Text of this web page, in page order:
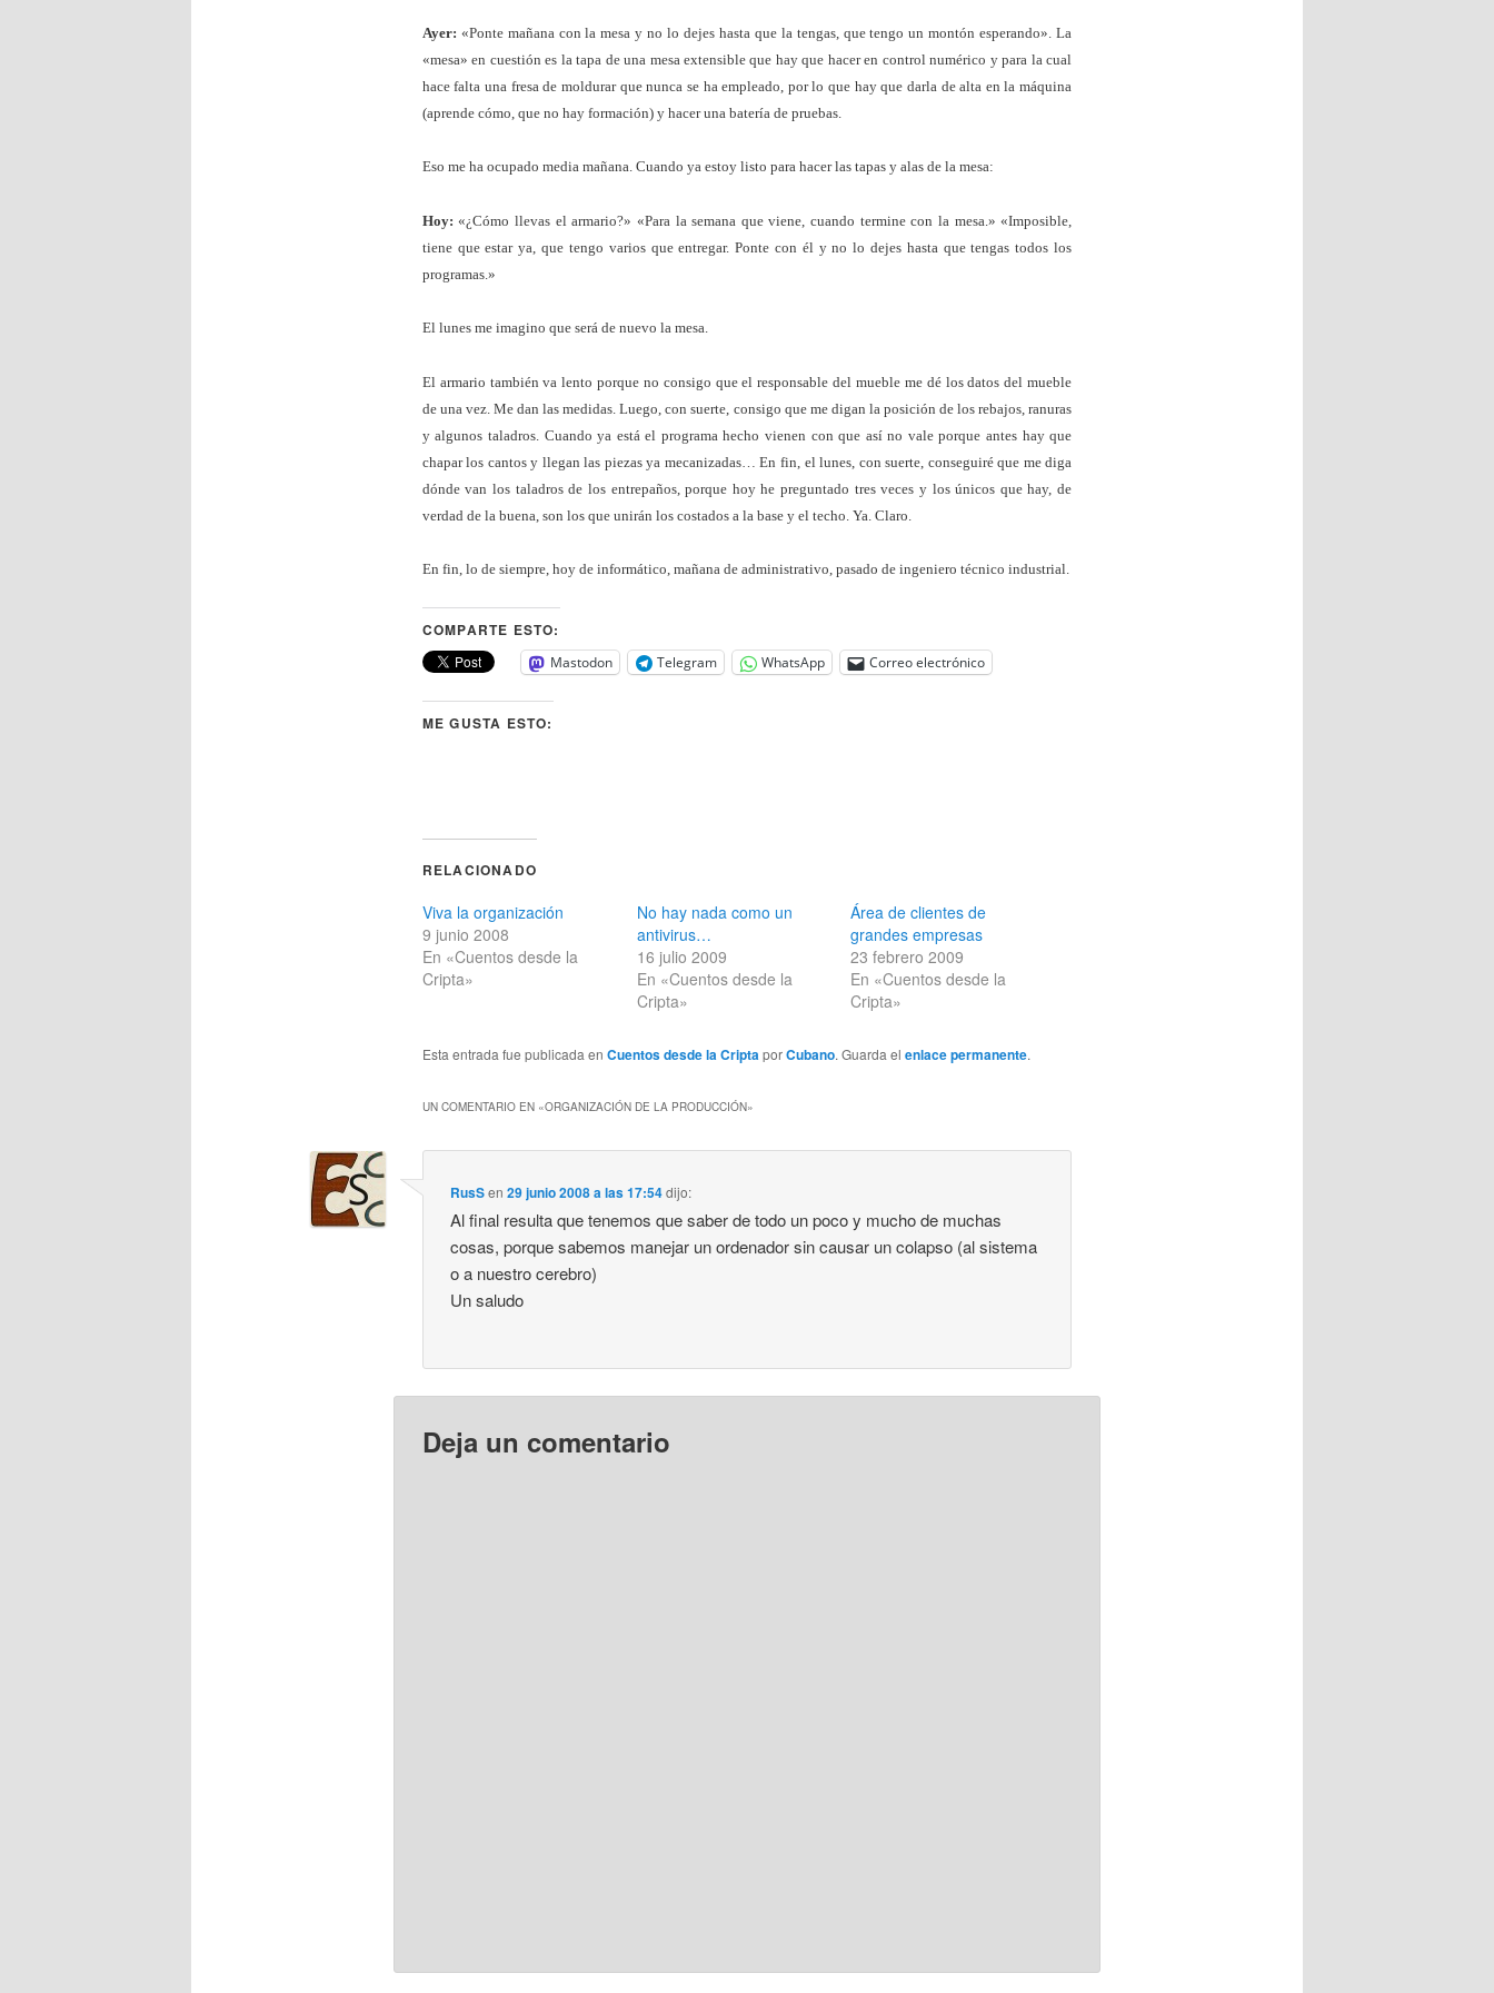
Ayer: «Ponte mañana con la mesa y no lo dejes hasta que la tengas, que tengo un montón esperando». La
«mesa» en cuestión es la tapa de una mesa extensible que hay que hacer en control numérico y para la cual
hace falta una fresa de moldurar que nunca se ha empleado, por lo que hay que darla de alta en la máquina
(aprende cómo, que no hay formación) y hacer una batería de pruebas.
Eso me ha ocupado media mañana. Cuando ya estoy listo para hacer las tapas y alas de la mesa:
Hoy: «¿Cómo llevas el armario?» «Para la semana que viene, cuando termine con la mesa.» «Imposible,
tiene que estar ya, que tengo varios que entregar. Ponte con él y no lo dejes hasta que tengas todos los
programas.»
El lunes me imagino que será de nuevo la mesa.
El armario también va lento porque no consigo que el responsable del mueble me dé los datos del mueble
de una vez. Me dan las medidas. Luego, con suerte, consigo que me digan la posición de los rebajos, ranuras
y algunos taladros. Cuando ya está el programa hecho vienen con que así no vale porque antes hay que
chapar los cantos y llegan las piezas ya mecanizadas… En fin, el lunes, con suerte, conseguiré que me diga
dónde van los taladros de los entrepaños, porque hoy he preguntado tres veces y los únicos que hay, de
verdad de la buena, son los que unirán los costados a la base y el techo. Ya. Claro.
En fin, lo de siempre, hoy de informático, mañana de administrativo, pasado de ingeniero técnico industrial.
COMPARTE ESTO:
Mastodon Telegram WhatsApp Correo electrónico
ME GUSTA ESTO:
RELACIONADO
Viva la organización
9 junio 2008
En «Cuentos desde la
Cripta»
No hay nada como un
antivirus…
16 julio 2009
En «Cuentos desde la
Cripta»
Área de clientes de
grandes empresas
23 febrero 2009
En «Cuentos desde la
Cripta»
Esta entrada fue publicada en Cuentos desde la CriptaporCubano. Guarda el enlace permanente.
UN COMENTARIO EN «ORGANIZACIÓN DE LA PRODUCCIÓN»
RusSen29 junio 2008 a las 17:54dijo:
Al final resulta que tenemos que saber de todo un poco y mucho de muchas
cosas, porque sabemos manejar un ordenador sin causar un colapso (al sistema
o a nuestro cerebro)
Un saludo
Deja un comentario